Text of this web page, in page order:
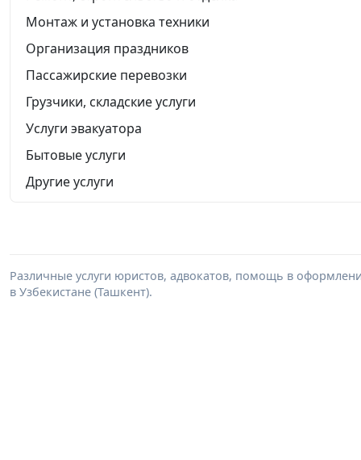
Монтаж и установка техники
Организация праздников
Пассажирские перевозки
Грузчики, складские услуги
Услуги эвакуатора
Бытовые услуги
Другие услуги
Различные услуги юристов, адвокатов, помощь в
в Узбекистане (Ташкент).